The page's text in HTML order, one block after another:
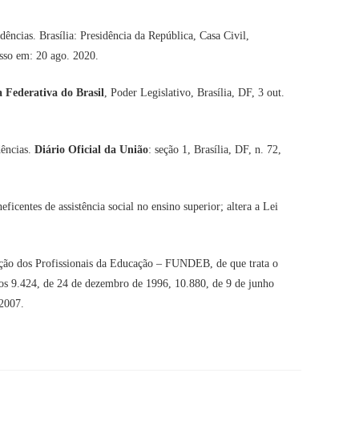
Brasília: Presidência da República, Casa Civil,
em: 20 ago. 2020.
do Brasil, Poder Legislativo, Brasília, DF, 3 out.
Diário Oficial da União: seção 1, Brasília, DF, n. 72,
de assistência social no ensino superior; altera a Lei
dos Profissionais da Educação – FUNDEB, de que trata o
9.424, de 24 de dezembro de 1996, 10.880, de 9 de junho